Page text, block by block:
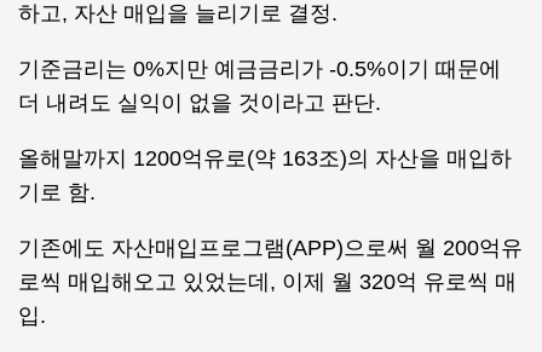
하고, 자산 매입을 늘리기로 결정.
기준금리는 0%지만 예금금리가 -0.5%이기 때문에
더 내려도 실익이 없을 것이라고 판단.
올해말까지 1200억유로(약 163조)의 자산을 매입하
기로 함.
기존에도 자산매입프로그램(APP)으로써 월 200억유
로씩 매입해오고 있었는데, 이제 월 320억 유로씩 매
입.